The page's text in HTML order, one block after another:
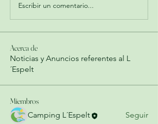
Escribir un comentario...
Acerca de
Noticias y Anuncios referentes al L
´Espelt
Miembros
Camping L´Espelt
Seguir